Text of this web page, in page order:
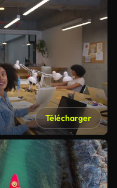
Télécharger